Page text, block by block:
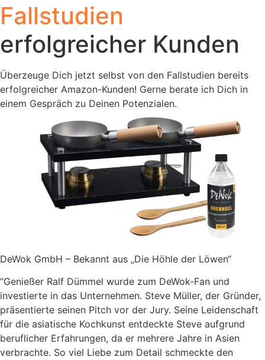
Fallstudien
erfolgreicher Kunden
Überzeuge Dich jetzt selbst von den Fallstudien bereits
erfolgreicher Amazon-Kunden! Gerne berate ich Dich in
einem Gespräch zu Deinen Potenzialen.
DeWok GmbH – Bekannt aus „Die Höhle der Löwen“
“Genießer Ralf Dümmel wurde zum DeWok-Fan und
investierte in das Unternehmen. Steve Müller, der Gründer,
präsentierte seinen Pitch vor der Jury. Seine Leidenschaft
für die asiatische Kochkunst entdeckte Steve aufgrund
beruflicher Erfahrungen, da er mehrere Jahre in Asien
verbrachte. So viel Liebe zum Detail schmeckte den